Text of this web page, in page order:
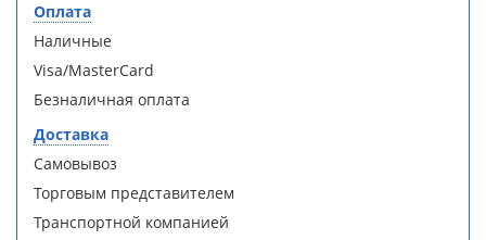
Душевое
ограждение
WELTWASSER
WW500 С
1000х1000х1590
мм без поддона
Все
Душевое
ограждение
WELTWASSER
WW500 С
1000х1000х1590
мм без поддона
Все
Оплата
Наличные
Visa/MasterCard
Безналичная оплата
Доставка
Самовывоз
Торговым представителем
Транспортной компанией